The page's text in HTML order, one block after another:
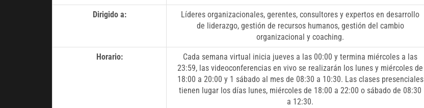
Dirigido a:
Líderes organizacionales, gerentes, consultores y expertos en desarrollo
de liderazgo, gestión de recursos humanos, gestión del cambio
organizacional y coaching.
Horario:
Cada semana virtual inicia jueves a las 00:00 y termina miércoles a las
23:59, las videoconferencias en vivo se realizarán los lunes y miércoles de
18:00 a 20:00 y 1 sábado al mes de 08:30 a 10:30. Las clases presenciales
tienen lugar los días lunes, miércoles de 18:00 a 22:00 o sábado de 08:30
a 12:30.